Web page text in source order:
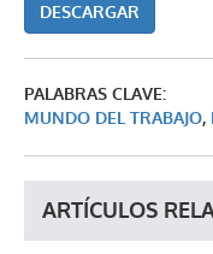
DESCARGAR
PALABRAS CLAVE:
MUNDO DEL TRABAJO,
ARTÍCULOS